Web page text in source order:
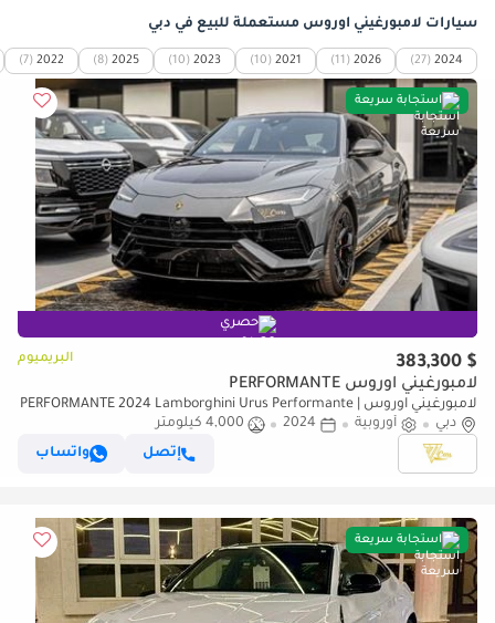
سيارات لامبورغيني اوروس مستعملة للبيع في دبي
2024
(27)
2026
(11)
2021
(10)
2023
(10)
2025
(8)
2022
(7)
استجابة سريعة
حصري
$ 383,300 البريميوم
لامبورغيني اوروس PERFORMANTE
لامبورغيني اوروس PERFORMANTE 2024 Lamborghini Urus Performante |
4.0L Twin-Turbo V8 | 666 CV | 4,000 KM | Dealer Warranty
دبي أوروبية 2024
4,000 كيلومتر
إتصل
واتساب
استجابة سريعة